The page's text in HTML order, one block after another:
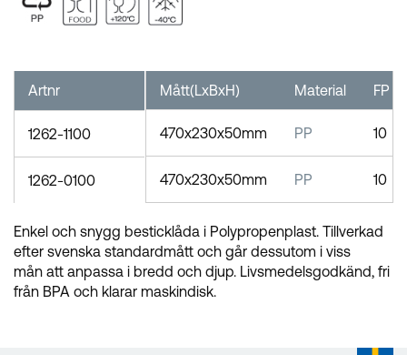
Mått(LxBxH) Material FP
470x230x50mm PP 10
470x230x50mm PP 10
Artnr
1262-1100
1262-0100
Enkel och snygg besticklåda i Polypropenplast. Tillverkad
efter svenska standardmått och går dessutom i viss
mån att anpassa i bredd och djup. Livsmedelsgodkänd, fri
från BPA och klarar maskindisk.